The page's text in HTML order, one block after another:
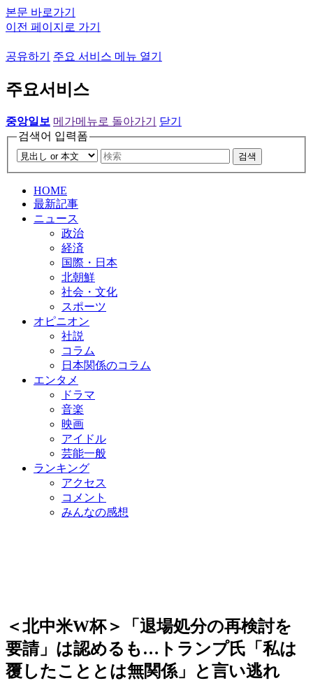
본문 바로가기
이전 페이지로 가기
공유하기 주요 서비스 메뉴 열기
주요서비스
중앙일보 메가메뉴로 돌아가기
닫기
검색어 입력폼
검색
HOME
最新記事
ニュース
政治
経済
国際・日本
北朝鮮
社会・文化
スポーツ
オピニオン
社説
コラム
日本関係のコラム
エンタメ
ドラマ
音楽
映画
アイドル
芸能一般
ランキング
アクセス
コメント
みんなの感想
＜北中米W杯＞「退場処分の再検討を
要請」は認めるも…トランプ氏「私は
覆したこととは無関係」と言い逃れ